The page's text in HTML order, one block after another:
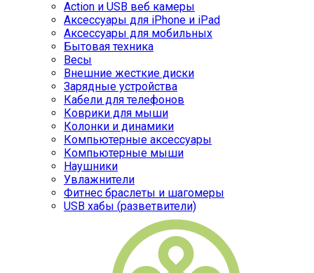
Action и USB веб камеры
Аксессуары для iPhone и iPad
Аксессуары для мобильных
Бытовая техника
Весы
Внешние жесткие диски
Зарядные устройства
Кабели для телефонов
Коврики для мыши
Колонки и динамики
Компьютерные аксессуары
Компьютерные мыши
Наушники
Увлажнители
Фитнес браслеты и шагомеры
USB хабы (разветвители)